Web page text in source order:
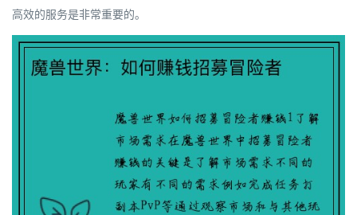
高效的服务是非常重要的。